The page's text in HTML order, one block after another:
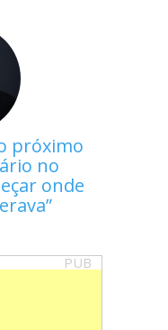
próximo
no
onde
PUB